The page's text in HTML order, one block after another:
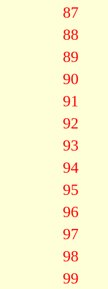
87
88
89
90
91
92
93
94
95
96
97
98
99